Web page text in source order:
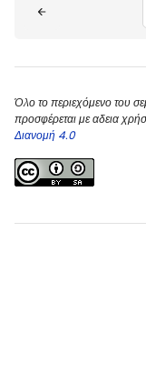
Όλο το περιεχόμενο του
προσφέρεται με αδεια
Διανομή 4.0